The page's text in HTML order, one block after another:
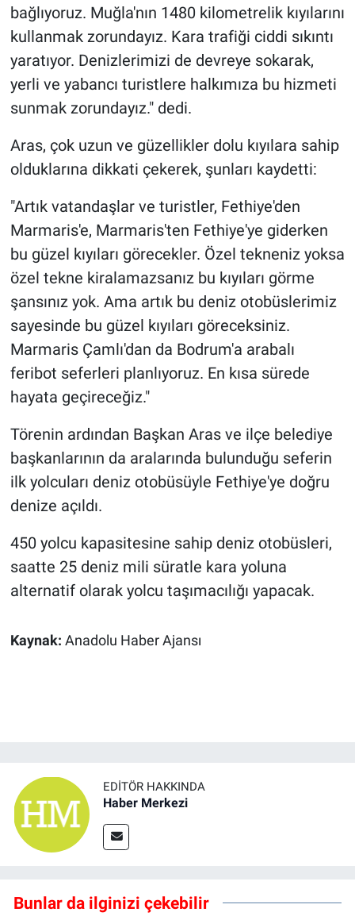
bağlıyoruz. Muğla'nın 1480 kilometrelik kıyılarını
kullanmak zorundayız. Kara trafiği ciddi sıkıntı
yaratıyor. Denizlerimizi de devreye sokarak,
yerli ve yabancı turistlere halkımıza bu hizmeti
sunmak zorundayız." dedi.
Aras, çok uzun ve güzellikler dolu kıyılara sahip
olduklarına dikkati çekerek, şunları kaydetti:
"Artık vatandaşlar ve turistler, Fethiye'den
Marmaris'e, Marmaris'ten Fethiye'ye giderken
bu güzel kıyıları görecekler. Özel tekneniz yoksa
özel tekne kiralamazsanız bu kıyıları görme
şansınız yok. Ama artık bu deniz otobüslerimiz
sayesinde bu güzel kıyıları göreceksiniz.
Marmaris Çamlı'dan da Bodrum'a arabalı
feribot seferleri planlıyoruz. En kısa sürede
hayata geçireceğiz."
Törenin ardından Başkan Aras ve ilçe belediye
başkanlarının da aralarında bulunduğu seferin
ilk yolcuları deniz otobüsüyle Fethiye'ye doğru
denize açıldı.
450 yolcu kapasitesine sahip deniz otobüsleri,
saatte 25 deniz mili süratle kara yoluna
alternatif olarak yolcu taşımacılığı yapacak.
Kaynak: Anadolu Haber Ajansı
EDITÖR HAKKINDA
Haber Merkezi
Bunlar da ilginizi çekebilir